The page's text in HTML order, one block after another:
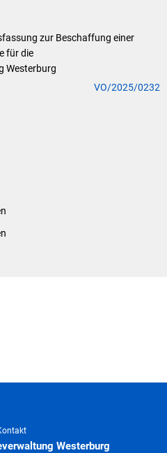
zur Beschaffung einer
für die
Westerburg
VO/2025/0232
Westerburg